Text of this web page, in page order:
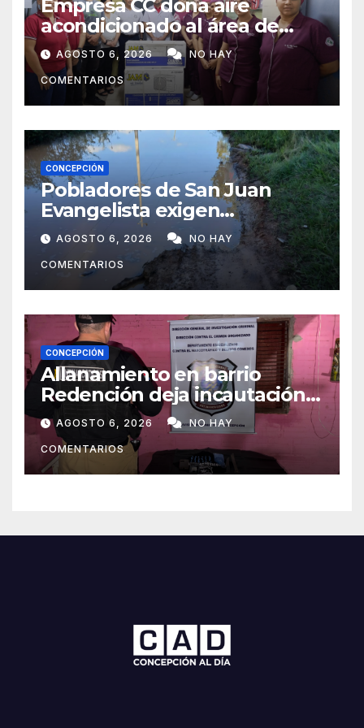
Empresa CC dona aire
acondicionado al área de
maternidad del IPS de
Concepción
AGOSTO 6, 2026 NO HAY
COMENTARIOS
CONCEPCIÓN
Pobladores de San Juan
Evangelista exigen
reparación urgente de
caminos vecinales
AGOSTO 6, 2026 NO HAY
COMENTARIOS
CONCEPCIÓN
Allanamiento en barrio
Redención deja incautación
de presunta cocaína tipo
crack en Concepción
AGOSTO 6, 2026 NO HAY
COMENTARIOS